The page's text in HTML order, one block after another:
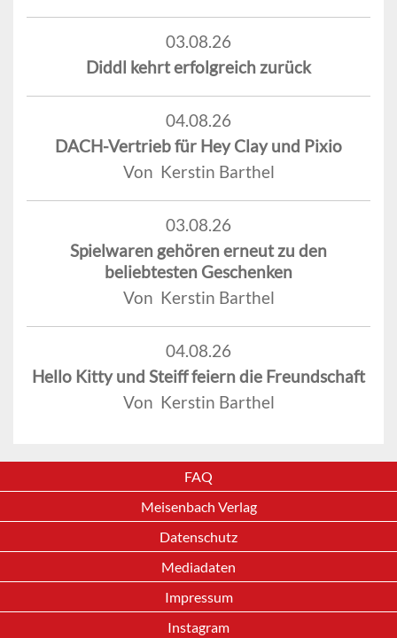
03.08.26
Diddl kehrt erfolgreich zurück
04.08.26
DACH-Vertrieb für Hey Clay und Pixio
Von Kerstin Barthel
03.08.26
Spielwaren gehören erneut zu den
beliebtesten Geschenken
Von Kerstin Barthel
04.08.26
Hello Kitty und Steiff feiern die Freundschaft
Von Kerstin Barthel
FAQ
Meisenbach Verlag
Datenschutz
Mediadaten
Impressum
Instagram